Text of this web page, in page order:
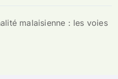
malaisienne : les voies